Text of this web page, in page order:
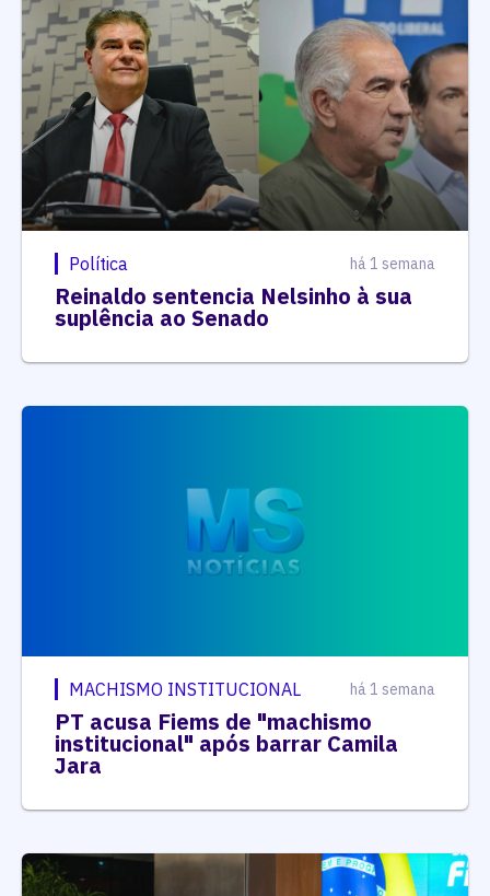
Política há 1 semana
Reinaldo sentencia Nelsinho à sua
suplência ao Senado
MACHISMO INSTITUCIONAL há 1 semana
PT acusa Fiems de "machismo
institucional" após barrar Camila
Jara